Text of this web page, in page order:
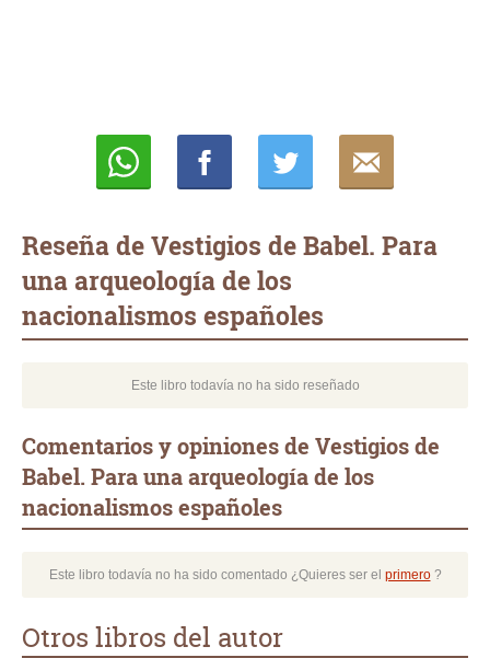
Reseña de Vestigios de Babel. Para
una arqueología de los
nacionalismos españoles
Este libro todavía no ha sido reseñado
Comentarios y opiniones de Vestigios de
Babel. Para una arqueología de los
nacionalismos españoles
Este libro todavía no ha sido comentado ¿Quieres ser el primero?
Otros libros del autor